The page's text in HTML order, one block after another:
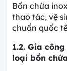
Bồn chứa
thao tác, vệ
chuẩn quốc tế
1.2. Gia
loại bồn